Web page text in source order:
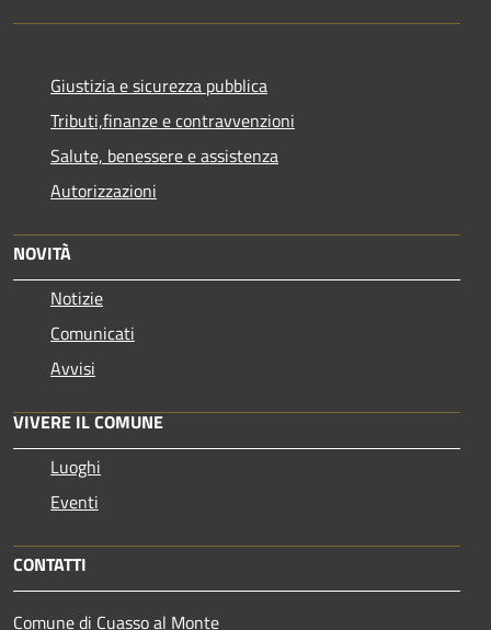
Giustizia e sicurezza pubblica
Tributi,finanze e contravvenzioni
Salute, benessere e assistenza
Autorizzazioni
NOVITÀ
Notizie
Comunicati
Avvisi
VIVERE IL COMUNE
Luoghi
Eventi
CONTATTI
Comune di Cuasso al Monte